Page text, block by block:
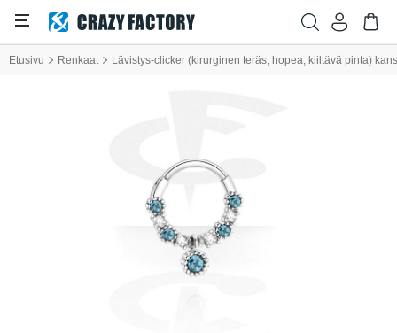
Etusivu Renkaat Lävistys-clicker (kirurginen teräs, hopea, kiiltävä pinta)